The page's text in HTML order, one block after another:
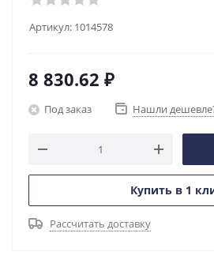
Артикул: 1014578
8 830.62 ₽
Под заказ Нашли
Купить в 1
Рассчитать доставку